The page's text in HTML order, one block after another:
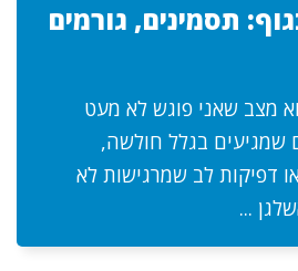
תסמינים, גורמים
מצב שאני פוגש לא מעט
בגלל חולשה,
דפיקות לב שמרגישות לא
...